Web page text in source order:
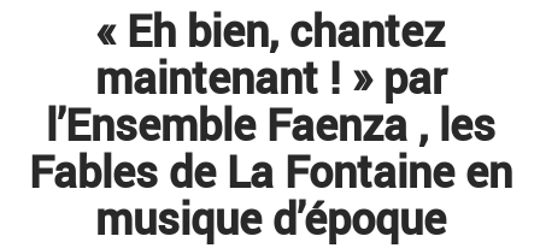
« Eh bien, chantez
maintenant ! » par
l’Ensemble Faenza , les
Fables de La Fontaine en
musique d’époque